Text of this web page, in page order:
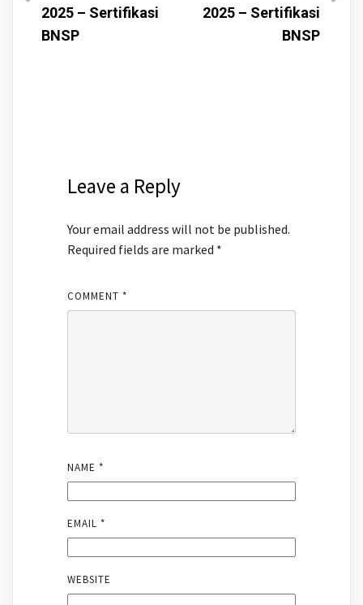
2025 – Sertifikasi
BNSP
2025 – Sertifikasi
BNSP
Leave a Reply
Your email address will not be published.
Required fields are marked *
COMMENT *
NAME *
EMAIL *
WEBSITE